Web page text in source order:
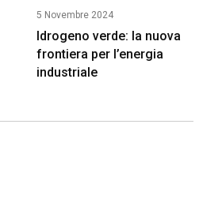
5 Novembre 2024
Idrogeno verde: la nuova
frontiera per l’energia
industriale